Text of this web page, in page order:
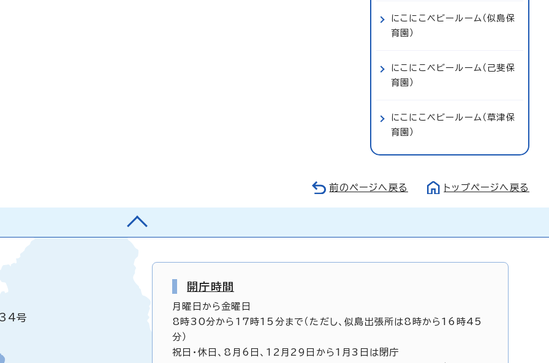
にこにこベビールーム（似島保
育園）
にこにこベビールーム（己斐保
育園）
にこにこベビールーム（草津保
育園）
前のページへ戻る トップページへ戻る
号
開庁時間
月曜日から金曜日
8時30分から17時15分まで（ただし、似島出張所は8時から16時45
分）
祝日・休日、8月6日、12月29日から1月3日は閉庁